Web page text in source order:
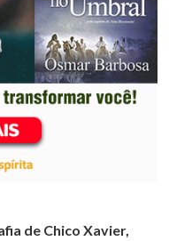
de Chico Xavier,